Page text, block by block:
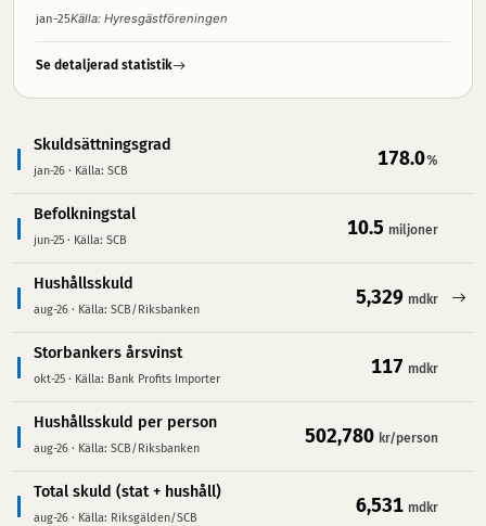
jan-25Källa: Hyresgästföreningen
Se detaljerad statistik
Skuldsättningsgrad
jan-26 · Källa: SCB
178.0%
Befolkningstal
jun-25 · Källa: SCB
10.5 miljoner
Hushållsskuld
aug-26 · Källa: SCB/Riksbanken
5,329 mdkr
– se detaljerad statistik
Storbankers årsvinst
okt-25 · Källa: Bank Profits Importer
117 mdkr
Hushållsskuld per person
aug-26 · Källa: SCB/Riksbanken
502,780 kr/person
Total skuld (stat + hushåll)
aug-26 · Källa: Riksgälden/SCB
6,531 mdkr